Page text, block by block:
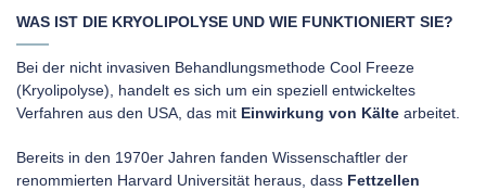
WAS IST DIE KRYOLIPOLYSE UND WIE FUNKTIONIERT SIE?
Bei der nicht invasiven Behandlungsmethode Cool Freeze
(Kryolipolyse), handelt es sich um ein speziell entwickeltes
Verfahren aus den USA, das mit Einwirkung von Kälte arbeitet.
Bereits in den 1970er Jahren fanden Wissenschaftler der
renommierten Harvard Universität heraus, dass Fettzellen